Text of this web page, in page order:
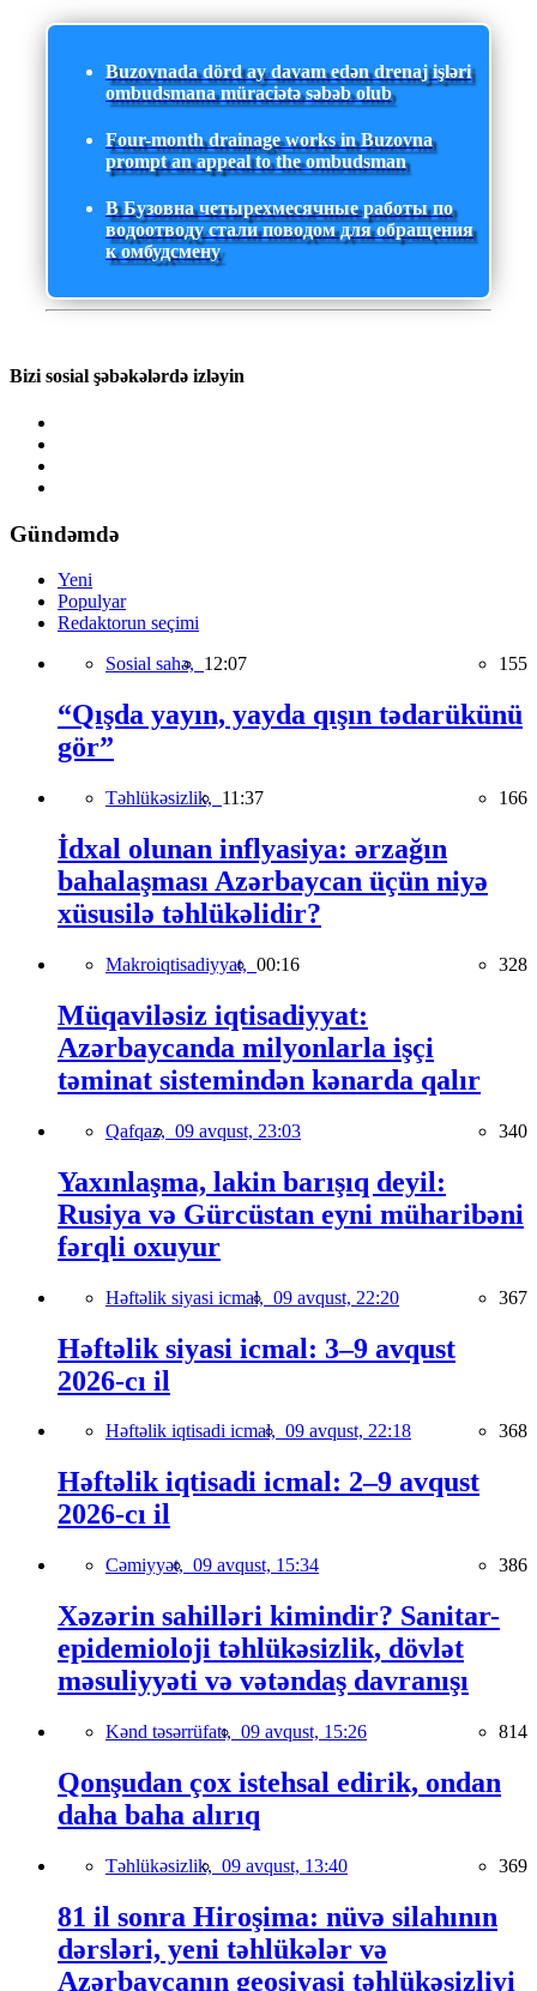
Buzovnada dörd ay davam edən drenaj işləri
ombudsmana müraciətə səbəb olub
Four-month drainage works in Buzovna
prompt an appeal to the ombudsman
В Бузовна четырехмесячные работы по
водоотводу стали поводом для обращения
к омбудсмену
Bizi sosial şəbəkələrdə izləyin
Gündəmdə
Yeni
Populyar
Redaktorun seçimi
Sosial sahə, 12:07 155
“Qışda yayın, yayda qışın tədarükünü
gör”
Təhlükəsizlik, 11:37 166
İdxal olunan inflyasiya: ərzağın
bahalaşması Azərbaycan üçün niyə
xüsusilə təhlükəlidir?
Makroiqtisadiyyat, 00:16 328
Müqaviləsiz iqtisadiyyat:
Azərbaycanda milyonlarla işçi
təminat sistemindən kənarda qalır
Qafqaz, 09 avqust, 23:03 340
Yaxınlaşma, lakin barışıq deyil:
Rusiya və Gürcüstan eyni müharibəni
fərqli oxuyur
Həftəlik siyasi icmal, 09 avqust, 22:20 367
Həftəlik siyasi icmal: 3–9 avqust
2026-cı il
Həftəlik iqtisadi icmal, 09 avqust, 22:18 368
Həftəlik iqtisadi icmal: 2–9 avqust
2026-cı il
Cəmiyyət, 09 avqust, 15:34 386
Xəzərin sahilləri kimindir? Sanitar-
epidemioloji təhlükəsizlik, dövlət
məsuliyyəti və vətəndaş davranışı
Kənd təsərrüfatı, 09 avqust, 15:26 814
Qonşudan çox istehsal edirik, ondan
daha baha alırıq
Təhlükəsizlik, 09 avqust, 13:40 369
81 il sonra Hiroşima: nüvə silahının
dərsləri, yeni təhlükələr və
Azərbaycanın geosiyasi təhlükəsizliyi